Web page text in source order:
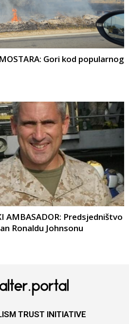
Gori kod popularnog
AMBASADOR: Predsjedništvo
Ronaldu Johnsonu
TRUST INITIATIVE